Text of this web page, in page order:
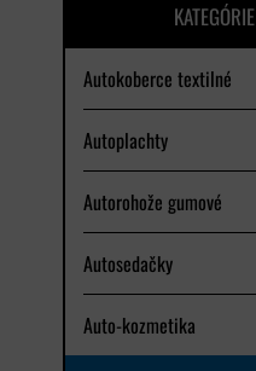
KATEGÓRIE
Autokoberce textilné
Autoplachty
Autorohože gumové
Autosedačky
Auto-kozmetika